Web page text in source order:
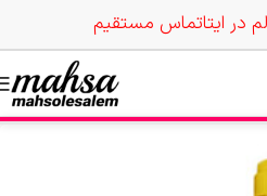
در ایتاتماس مستقیم